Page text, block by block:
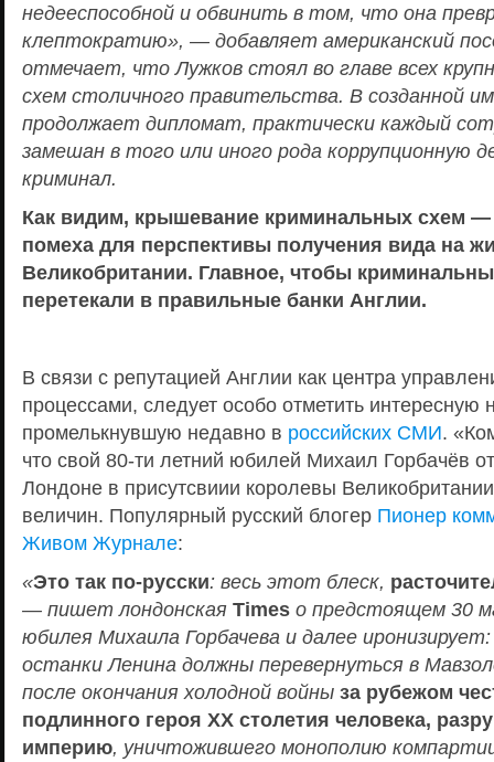
недееспособной и обвинить в том, что она
клептократию», — добавляет американский
отмечает, что Лужков стоял во главе всех
схем столичного правительства. В созданной
продолжает дипломат, практически каждый
замешан в того или иного рода коррупционную
криминал.
Как видим, крышевание криминальных схем
помеха для перспективы получения вида на
Великобритании. Главное, чтобы
перетекали в правильные банки Англии.
В связи с репутацией Англии как центра
процессами, следует особо отметить интересную
промелькнувшую недавно в российских СМИ.
что свой 80-ти летний юбилей Михаил Горбачёв
Лондоне в присутсвиии королевы
величин. Популярный русский блогер Пионер
Живом Журнале:
«Это так по-русски: весь этот блеск,
— пишет лондонская Times о предстоящем 30
юбилея Михаила Горбачева и далее
останки Ленина должны перевернуться в
после окончания холодной войны за рубежом
подлинного героя ХХ столетия человека,
империю, уничтожившего монополию